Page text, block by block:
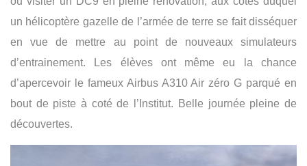
un hélicoptère gazelle de l’armée de terre se fait disséquer
en vue de mettre au point de nouveaux simulateurs
d’entrainement. Les élèves ont même eu la chance
d’apercevoir le fameux Airbus A310 Air zéro G parqué en
bout de piste à coté de l’Institut. Belle journée pleine de
découvertes.